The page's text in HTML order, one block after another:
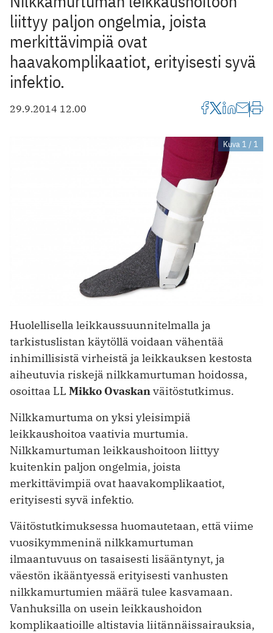
liittyy paljon ongelmia, joista
merkittävimpiä ovat
haavakomplikaatiot, erityisesti syvä
infektio.
29.9.2014 12.00
Kuva 1 / 1
Huolellisella leikkaussuunnitelmalla ja
tarkistuslistan käytöllä voidaan vähentää
inhimillisistä virheistä ja leikkauksen kestosta
aiheutuvia riskejä nilkkamurtuman hoidossa,
osoittaa LL Mikko Ovaskanväitöstutkimus.
Nilkkamurtuma on yksi yleisimpiä
leikkaushoitoa vaativia murtumia.
Nilkkamurtuman leikkaushoitoon liittyy
kuitenkin paljon ongelmia, joista
merkittävimpiä ovat haavakomplikaatiot,
erityisesti syvä infektio.
Väitöstutkimuksessa huomautetaan, että viime
vuosikymmeninä nilkkamurtuman
ilmaantuvuus on tasaisesti lisääntynyt, ja
väestön ikääntyessä erityisesti vanhusten
nilkkamurtumien määrä tulee kasvamaan.
Vanhuksilla on usein leikkaushoidon
komplikaatioille altistavia liitännäissairauksia,